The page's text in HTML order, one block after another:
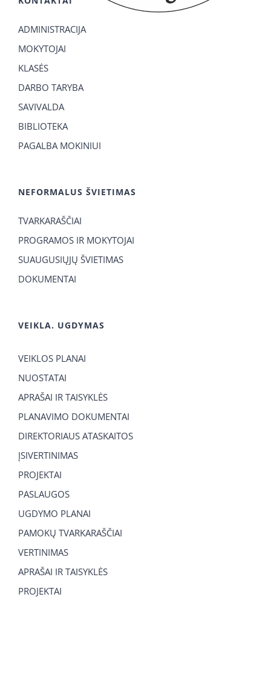
ADMINISTRACIJA
MOKYTOJAI
KLASĖS
DARBO TARYBA
SAVIVALDA
BIBLIOTEKA
PAGALBA MOKINIUI
NEFORMALUS ŠVIETIMAS
TVARKARAŠČIAI
PROGRAMOS IR MOKYTOJAI
SUAUGUSIŲJŲ ŠVIETIMAS
DOKUMENTAI
VEIKLA. UGDYMAS
VEIKLOS PLANAI
NUOSTATAI
APRAŠAI IR TAISYKLĖS
PLANAVIMO DOKUMENTAI
DIREKTORIAUS ATASKAITOS
ĮSIVERTINIMAS
PROJEKTAI
PASLAUGOS
UGDYMO PLANAI
PAMOKŲ TVARKARAŠČIAI
VERTINIMAS
APRAŠAI IR TAISYKLĖS
PROJEKTAI